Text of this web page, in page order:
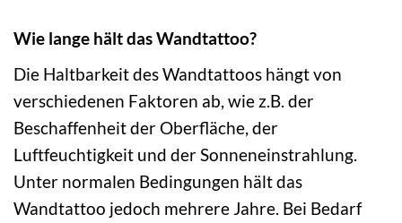
Wie lange hält das Wandtattoo?
Die Haltbarkeit des Wandtattoos hängt von
verschiedenen Faktoren ab, wie z.B. der
Beschaffenheit der Oberfläche, der
Luftfeuchtigkeit und der Sonneneinstrahlung.
Unter normalen Bedingungen hält das
Wandtattoo jedoch mehrere Jahre. Bei Bedarf